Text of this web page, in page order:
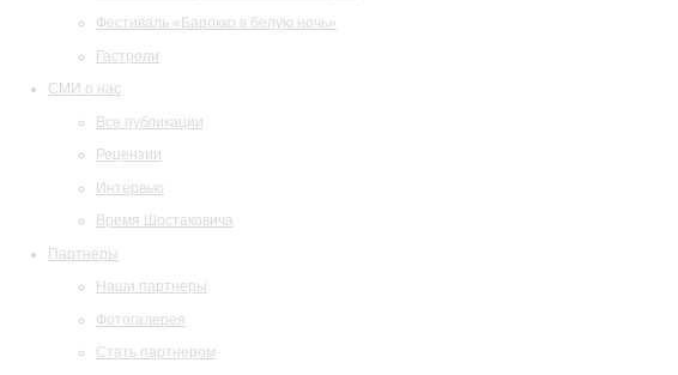
Фестиваль «Барокко в белую ночь»
Гастроли
СМИ о нас
Все публикации
Рецензии
Интервью
Время Шостаковича
Партнеры
Наши партнеры
Фотогалерея
Стать партнером